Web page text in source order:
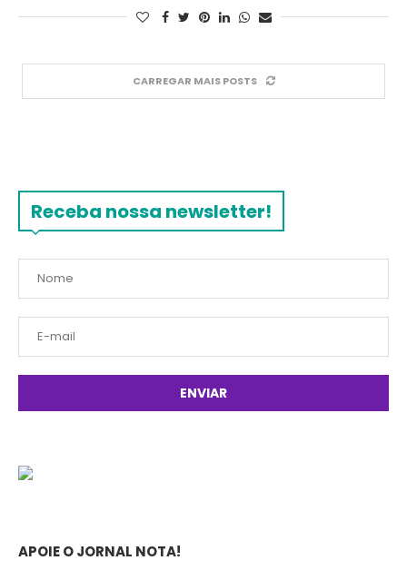
CARREGAR MAIS POSTS
Receba nossa newsletter!
APOIE O JORNAL NOTA!